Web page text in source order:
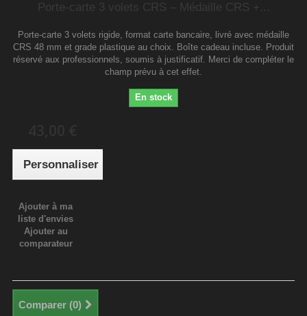
Porte-carte 3 volets CRS – Médaille CRS +...
Porte-carte 3 volets rigide, format carte bancaire, livré avec médaille
CRS 48 mm et grade plastique au choix. Boîte cadeau incluse. Produit
réservé aux professionnels, soumis à justificatif. Merci de compléter le
champ prévu à cet effet.
En stock
Personnaliser
Ajouter à ma
liste d'envies
Ajouter au
comparateur
Comparer (0)